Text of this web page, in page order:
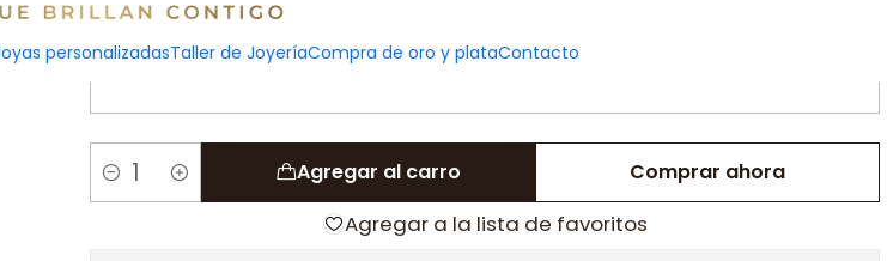
personalizadasTaller de JoyeríaCompra de oro y plataContacto
AÑADE TU PERSONALIZACIÓN:
Cantidad
Agregar al carro Comprar ahora
Agregar a la lista de favoritos